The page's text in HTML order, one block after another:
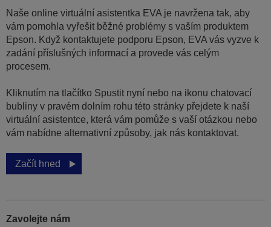
Naše online virtuální asistentka EVA je navržena tak, aby
vám pomohla vyřešit běžné problémy s vaším produktem
Epson. Když kontaktujete podporu Epson, EVA vás vyzve k
zadání příslušných informací a provede vás celým
procesem.
Kliknutím na tlačítko Spustit nyní nebo na ikonu chatovací
bubliny v pravém dolním rohu této stránky přejdete k naší
virtuální asistentce, která vám pomůže s vaší otázkou nebo
vám nabídne alternativní způsoby, jak nás kontaktovat.
Začít hned
Zavolejte nám